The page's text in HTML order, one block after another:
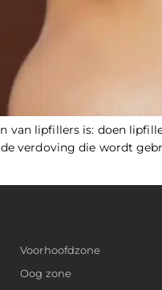
lipfillers is: doen
verdoving die wordt
Voorhoofdzone
Oog zone